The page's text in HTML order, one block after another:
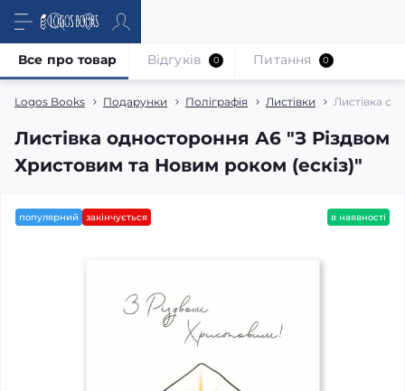
Logos Books Подарунки Поліграфія Листівки Листівка
Листівка одностороння А6 "З Різдвом
Христовим та Новим роком (ескіз)"
Все про товар Відгуків 0 Питання 0
популярний закінчується в наявності